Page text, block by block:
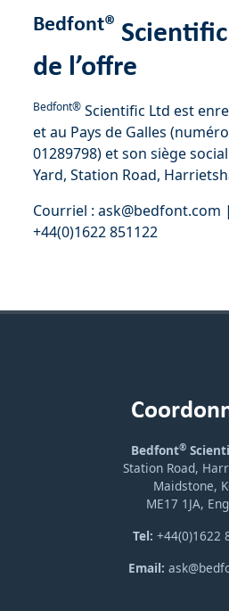
Bedfont®
de l’offre
Bedfont® Scientific Ltd est
et au Pays de Galles
01289798) et son siège
Yard, Station Road,
Courriel : ask@bedfont.com
+44(0)1622 851122
Bedfont®
Station Road,
Maidstone,
ME17 1JA,
Tel: +44(0)1622
Email: